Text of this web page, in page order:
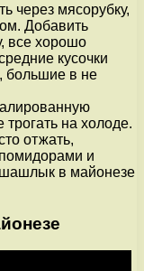
через мясорубку,
Добавить
все хорошо
кусочки
большие в не
на холоде.
отжать,
и
в майонезе